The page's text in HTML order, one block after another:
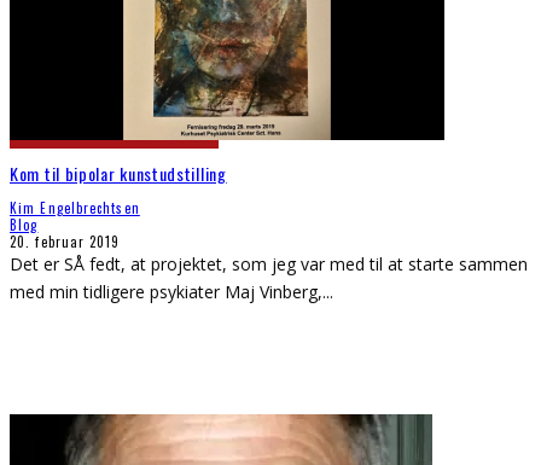
Kom til bipolar kunstudstilling
Kim Engelbrechtsen
Blog
20. februar 2019
Det er SÅ fedt, at projektet, som jeg var med til at starte sammen
med min tidligere psykiater Maj Vinberg,...